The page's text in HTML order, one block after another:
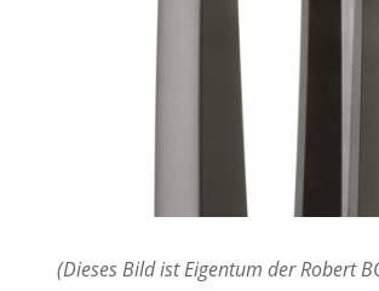
(Dieses Bild ist Eigentum der Robert